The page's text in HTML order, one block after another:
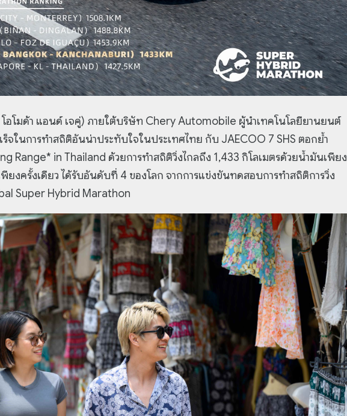
โอโมด้า แอนด์ เจคู่) ภายใต้บริษัท Chery Automobile ผู้นำเทคโนโลยียานยนต์
ร็จในการทำสถิติอันน่าประทับใจในประเทศไทย กับ JAECOO 7 SHS ตอกย้ำ
Range* in Thailand ด้วยการทำสถิติวิ่งไกลถึง 1,433 กิโลเมตรด้วยน้ำมันเพียง
ยงครั้งเดียว ได้รับอันดับที่ 4 ของโลก จากการแข่งขันทดสอบการทำสถิติการวิ่ง
Super Hybrid Marathon